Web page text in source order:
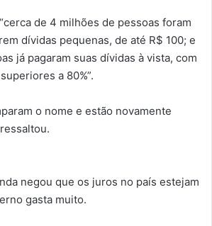
de 4 milhões de pessoas foram
dívidas pequenas, de até R$ 100; e
já pagaram suas dívidas à vista, com
a 80%”.
o nome e estão novamente
negou que os juros no país estejam
gasta muito.